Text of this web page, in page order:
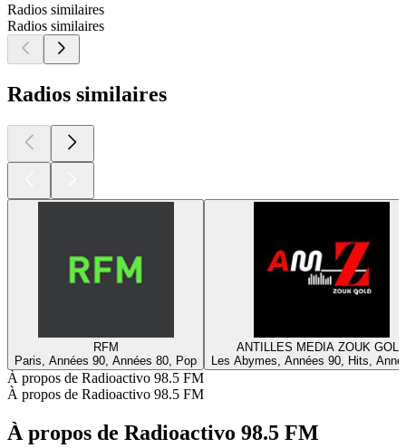
Radios similaires
Radios similaires
Radios similaires
RFM
Paris, Années 90, Années 80, Pop
ANTILLES MEDIA ZOUK GOLD
Les Abymes, Années 90, Hits,
À propos de Radioactivo 98.5 FM
À propos de Radioactivo 98.5 FM
À propos de Radioactivo 98.5 FM